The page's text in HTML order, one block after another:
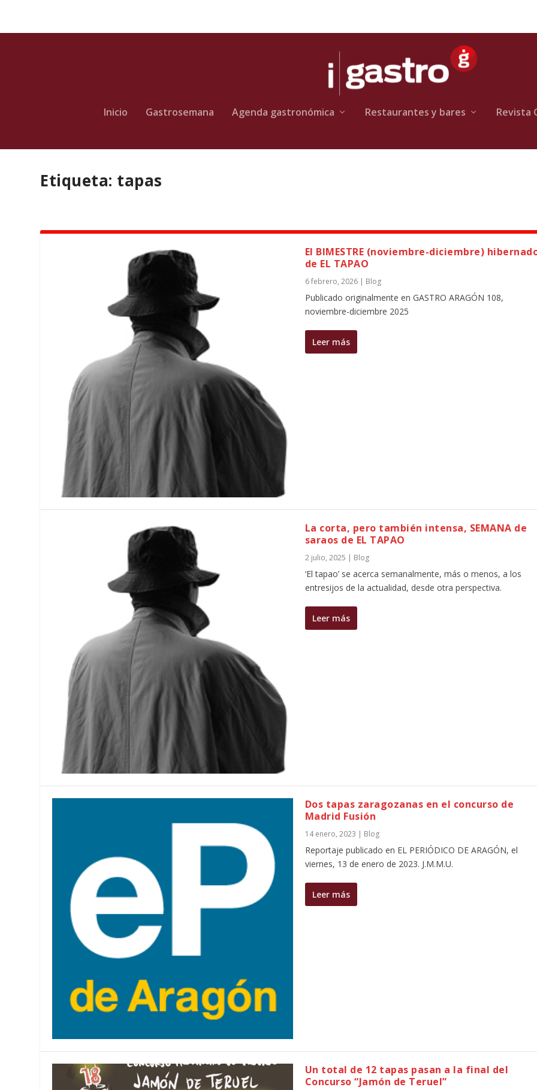
Inicio Gastrosemana Agenda gastronómica Restaurantes y bares Revista
Etiqueta: tapas
El BIMESTRE (noviembre-diciembre)
de EL TAPAO
6 febrero, 2026| Blog
Publicado originalmente en GASTRO ARAGÓN 108,
noviembre-diciembre 2025
Leer más
La corta, pero también intensa, SEMANA de
saraos de EL TAPAO
2 julio, 2025 | Blog
‘El tapao’ se acerca semanalmente, más o menos, a los
entresijos de la actualidad, desde otra perspectiva.
Leer más
Dos tapas zaragozanas en el concurso de
Madrid Fusión
14 enero, 2023 | Blog
Reportaje publicado en EL PERIÓDICO DE ARAGÓN, el
viernes, 13 de enero de 2023. J.M.M.U.
Leer más
Un total de 12 tapas pasan a la final del
Concurso “Jamón de Teruel”